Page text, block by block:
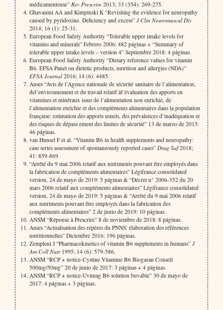
médicamenteuse” Rev Prescrire2013; 33 (354): 269-275.
Ghavanini AA and Kimpinski K “Revisiting the evidence for neuropathy
caused by pyridoxine. Deficiency and excess” J Clin Neuromuscul Dis
2014; 16 (1): 25-31.
European Food Safety Authority “Tolerable upper intake levels for
vitamins and minerals” Febrero 2006: 482 páginas + “Summary of
tolerable upper intake levels – version 4” Septiembre 2018: 4 páginas.
European Food Safety Authority “Dietary reference values for vitamin
B6. EFSA Panel on dietetic products, nutrition and allergies (NDA)”
EFSA Journal2016; 14 (6): 4485.
Anses “Avis de l’Agence nationale de sécurité sanitaire de l’alimentation,
del’environnement et du travail relatif àl’évaluation des apports en
vitamines et minéraux issus de l’alimentation non enrichie, de
l’alimentation enrichie et des compléments alimentaires dans la population
française: estimation des apports usuels, des prévalences d’inadéquation et
des risques de dépass ement des limites de sécurité” 13 de marzo de 2015:
46 páginas.
van Hunsel F et al. “Vitamin B6 in health supplements and neuropathy:
case series assessment of spontaneously reported cases” Drug Saf2018;
41: 859-869.
“Arrêté du 9 mai 2006 relatif aux nutriments pouvant être employés dans
la fabrication de compléments alimentaires” Légifrance consolidated
version, 24 de mayo de 2019: 5 páginas & “Décret n° 2006-352 du 20
mars 2006 relatif aux compléments alimentaires” Légifrance consolidated
version, 24 de mayo de 2019: 5 páginas & “Arrêté du 9 mai 2006 relatif
aux nutriments pouvant être employés dans la fabrication des
compléments alimentaires” 2 de junio de 2019: 10 páginas.
ANSM “Réponse à Prescrire” 8 de noviembre de 2018: 8 páginas.
Anses “Actualisation des repères du PNNS: élaboration des références
nutritionnelles” Diciembre 2016: 196 páginas.
Zempleni J “Pharmacokinetics of vitamin B6 supplements in humans” J
Am Coll Nutr1995; 14 (6): 579-586.
ANSM “RCP + notice-Cystine Vitamine B6 Biogaran Conseil
500mg/50mg” 20 de junio de 2017: 3 páginas + 4 páginas.
ANSM “RCP + notice-Uvimag B6 solution buvable” 30 de mayo de
2017: 4 páginas + 3 páginas.